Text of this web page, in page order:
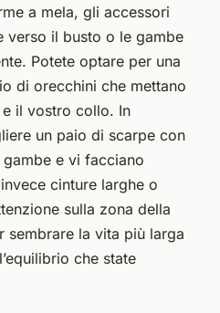
a mela, gli accessori
verso il busto o le gambe
Potete optare per una
di orecchini che mettano
il vostro collo. In
un paio di scarpe con
e vi facciano
cinture larghe o
sulla zona della
sembrare la vita più larga
che state